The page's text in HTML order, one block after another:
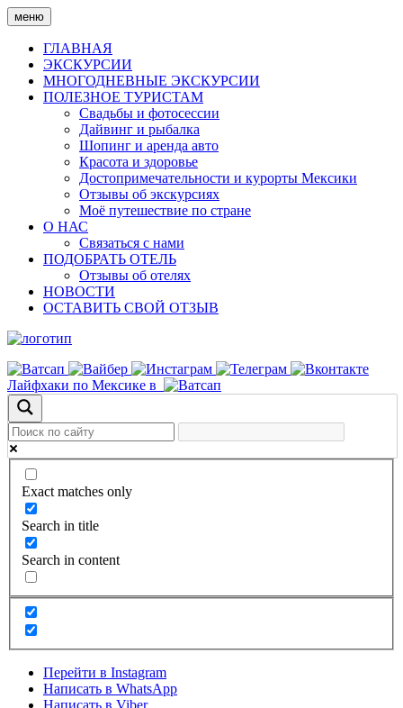
Skip
to
content
меню
ГЛАВНАЯ
ЭКСКУРСИИ
МНОГОДНЕВНЫЕ ЭКСКУРСИИ
ПОЛЕЗНОЕ ТУРИСТАМ
Свадьбы и фотосессии
Дайвинг и рыбалка
Шопинг и аренда авто
Красота и здоровье
Достопримечательности и курорты Мексики
Отзывы об экскурсиях
Моё путешествие по стране
О НАС
Связаться с нами
ПОДОБРАТЬ ОТЕЛЬ
Отзывы об отелях
НОВОСТИ
ОСТАВИТЬ СВОЙ ОТЗЫВ
Лайфхаки по Мексике в
Exact matches only
Search in title
Search in content
Перейти в Instagram
Написать в WhatsApp